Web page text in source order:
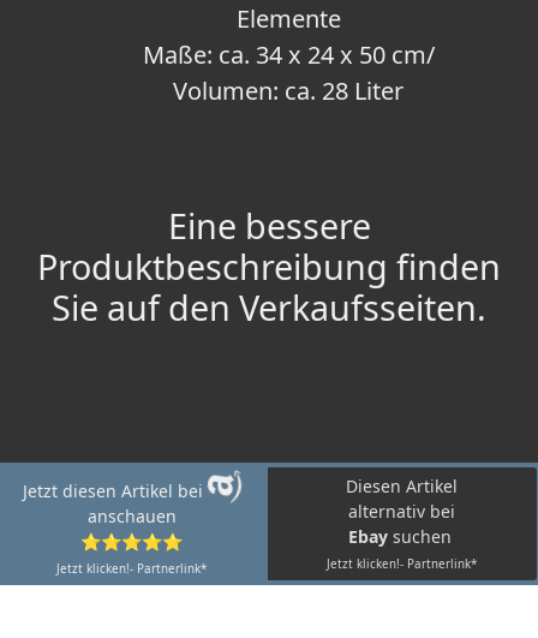
Elemente
Maße: ca. 34 x 24 x 50 cm/
Volumen: ca. 28 Liter
Eine bessere
Produktbeschreibung finden
Sie auf den Verkaufsseiten.
Jetzt diesen Artikel bei
anschauen
⭐⭐⭐⭐⭐
Jetzt klicken!- Partnerlink*
Diesen Artikel
alternativ bei
Ebay suchen
Jetzt klicken!- Partnerlink*